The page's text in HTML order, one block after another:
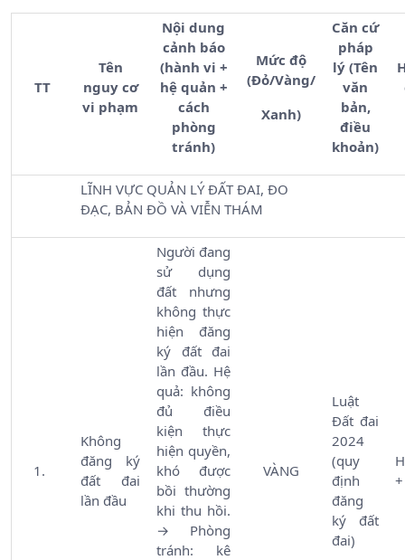
TT
Tên
nguy cơ
vi phạm
Nội dung
cảnh báo
(hành vi +
hệ quản +
cách
phòng
tránh)
Mức độ
(Đỏ/Vàng/
Xanh)
Căn cứ
pháp
lý (Tên
văn
bản,
điều
khoản)
LĨNH VỰC QUẢN LÝ ĐẤT ĐAI, ĐO
ĐẠC, BẢN ĐỒ VÀ VIỄN THÁM
Không
đăng ký
đất đai
lần đầu
Người đang
sử dụng
đất nhưng
không thực
hiện đăng
ký đất đai
lần đầu. Hệ
quả: không
đủ điều
kiện thực
hiện quyền,
khó được
bồi thường
khi thu hồi.
→ Phòng
tránh: kê
VÀNG
Luật
Đất đai
2024
(quy
định
đăng
ký đất
đai)